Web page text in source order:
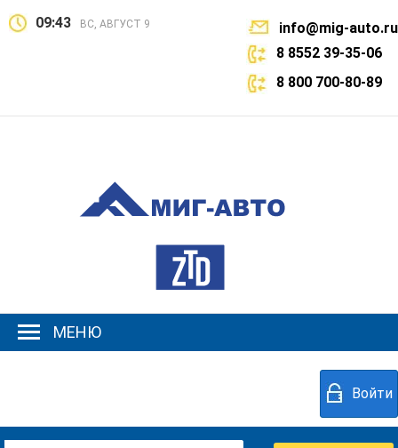
09:43 ВС, АВГУСТ 9
info@mig-auto.ru
8 8552 39-35-06
8 800 700-80-89
МЕНЮ
Войти